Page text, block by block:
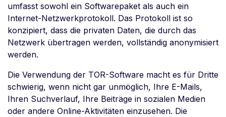
umfasst sowohl ein Softwarepaket als auch ein
Internet-Netzwerkprotokoll. Das Protokoll ist so
konzipiert, dass die privaten Daten, die durch das
Netzwerk übertragen werden, vollständig anonymisiert
werden.
Die Verwendung der TOR-Software macht es für Dritte
schwierig, wenn nicht gar unmöglich, Ihre E-Mails,
Ihren Suchverlauf, Ihre Beiträge in sozialen Medien
oder andere Online-Aktivitäten einzusehen. Die